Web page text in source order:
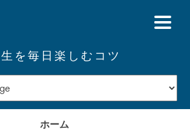
を毎日楽しむコツ
ホーム